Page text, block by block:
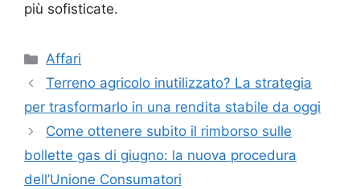
più sofisticate.
Categorie
Affari
Terreno agricolo inutilizzato? La strategia
per trasformarlo in una rendita stabile da oggi
Come ottenere subito il rimborso sulle
bollette gas di giugno: la nuova procedura
dell’Unione Consumatori